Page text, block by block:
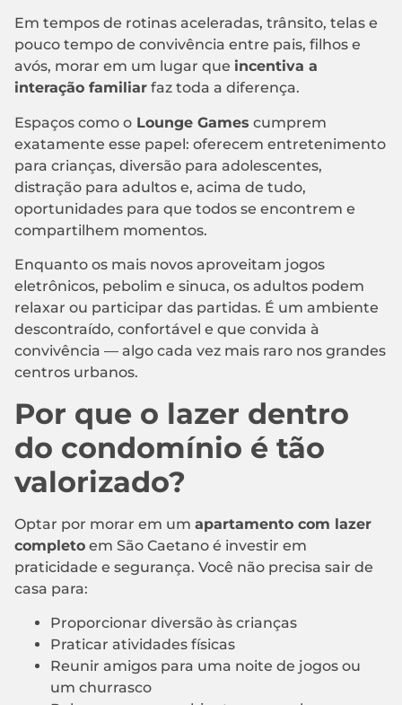
Em tempos de rotinas aceleradas, trânsito, telas e
pouco tempo de convivência entre pais, filhos e
avós, morar em um lugar que incentiva a
interação familiar faz toda a diferença.
Espaços como o Lounge Games cumprem
exatamente esse papel: oferecem entretenimento
para crianças, diversão para adolescentes,
distração para adultos e, acima de tudo,
oportunidades para que todos se encontrem e
compartilhem momentos.
Enquanto os mais novos aproveitam jogos
eletrônicos, pebolim e sinuca, os adultos podem
relaxar ou participar das partidas. É um ambiente
descontraído, confortável e que convida à
convivência — algo cada vez mais raro nos grandes
centros urbanos.
Por que o lazer dentro
do condomínio é tão
valorizado?
Optar por morar em um apartamento com lazer
completo em São Caetano é investir em
praticidade e segurança. Você não precisa sair de
casa para:
Proporcionar diversão às crianças
Praticar atividades físicas
Reunir amigos para uma noite de jogos ou
um churrasco